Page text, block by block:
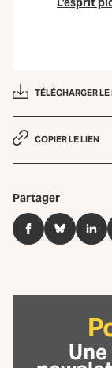
TÉLÉCHARGER LE
COPIER LE LIEN
Partager
FacebookBlueSky